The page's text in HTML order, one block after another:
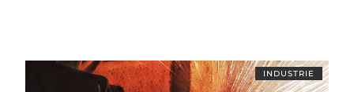
INDUSTRIE